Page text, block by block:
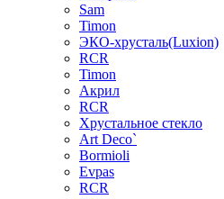
Sam
Timon
ЭКО-хрусталь(Luxion)
RCR
Timon
Акрил
RCR
Хрустальное стекло
Art Deco`
Bormioli
Evpas
RCR